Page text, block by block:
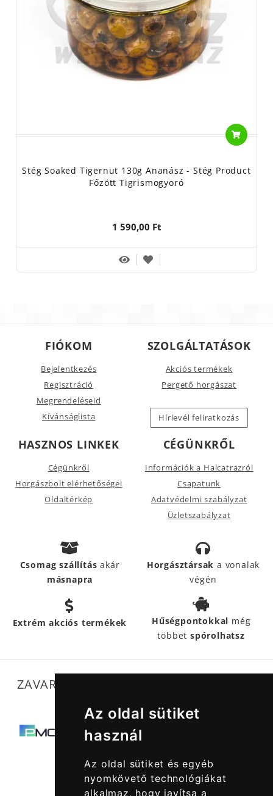
Az oldal sütiket
használ
Az oldal sütiket és egyéb
nyomkövető technológiákat
alkalmaz, hogy javítsa a
Stég Soaked Tigernut 130g Ananász - Stég Product
Főzött Tigrismogyoró
1 590,00 Ft
FIÓKOM
Bejelentkezés
Regisztráció
Megrendeléseid
Kívánságlista
SZOLGÁLTATÁSOK
Akciós termékek
Pergető horgászat
Hírlevél feliratkozás
HASZNOS LINKEK
Cégünkről
Horgászbolt elérhetőségei
Oldaltérkép
CÉGÜNKRŐL
Információk a Halcatrazról
Csapatunk
Adatvédelmi szabályzat
Üzletszabályzat
Csomag szállításakár
másnapra
Horgásztársak a vonalak
végén
Extrém akciós termékek Hűségpontokkal még
többetspórolhatsz
ZAVARTALAN MŰKÖDÉSÜNKET SEGÍTIK